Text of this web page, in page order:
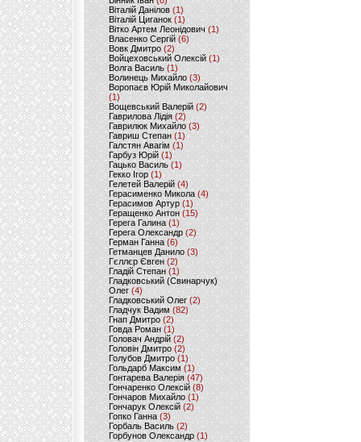
Віталій Данілов (1)
Віталій Циганок (1)
Вітко Артем Леонідович(1)
Власенко Сергій (6)
Вовк Дмитро(2)
Войцеховський Олексій(1)
Волга Василь (1)
Волинець Михайло (3)
Воропаєв Юрій Миколайович
(1)
Вощевський Валерій(2)
Гаврилова Лідія (2)
Гаврилюк Михайло (3)
Гавриш Степан (1)
Галстян Авагім (1)
Гарбуз Юрій (1)
Гацько Василь (1)
Гекко Ігор(1)
Гелетей Валерій (4)
Герасименко Микола (4)
Герасимов Артур (1)
Геращенко Антон(15)
Герега Галина (1)
Герега Олександр (2)
Герман Ганна (6)
Гетманцев Данило (3)
Гєллєр Євген (2)
Гладій Степан(1)
Гладковський (Свинарчук)
Олег (4)
Гладковський Олег (2)
Гладчук Вадим (82)
Гнап Дмитро (2)
Говда Роман(1)
Головач Андрій (2)
Головін Дмитро (2)
Голубов Дмитро (1)
Гольдарб Максим(1)
Гонтарева Валерія (47)
Гончаренко Олексій(8)
Гончаров Михайло (1)
Гончарук Олексій (2)
Гопко Ганна (3)
Горбаль Василь (2)
Горбунов Олександр (1)